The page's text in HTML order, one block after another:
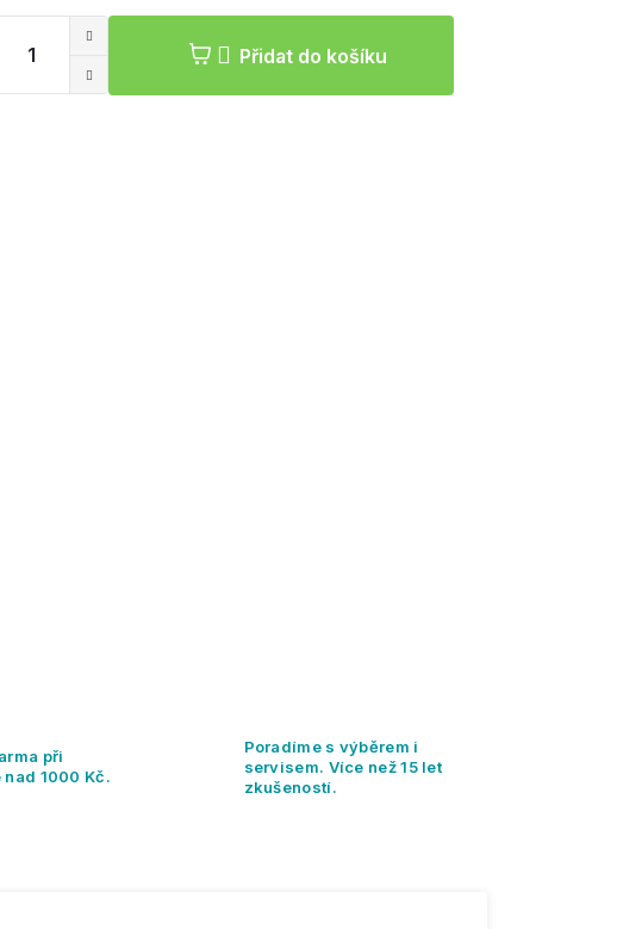
cena:
Přidat do košíku
při
1000 Kč.
Poradíme s výběrem i
servisem. Více než 15 let
zkušeností.